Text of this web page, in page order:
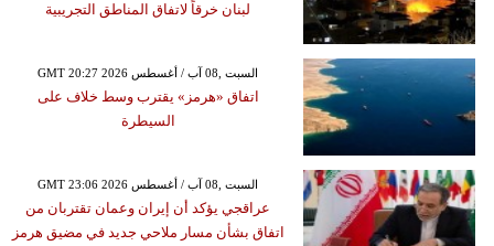
لبنان خرقاً لاتفاق المناطق التجريبية
GMT 20:27 2026 السبت ,08 آب / أغسطس
اتفاق «هرمز» يقترب وسط خلاف على
السيطرة
GMT 23:06 2026 السبت ,08 آب / أغسطس
عراقجي يؤكد أن إيران وعمان تقتربان من
اتفاق بشأن مسار ملاحي جديد في مضيق هرمز